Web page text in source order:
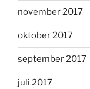
november 2017
oktober 2017
september 2017
juli 2017